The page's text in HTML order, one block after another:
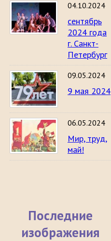
04.10.2024
сентябрь
2024 года
г. Санкт-
Петербург
09.05.2024
9 мая 2024
06.05.2024
Мир, труд,
май!
Последние
изображения